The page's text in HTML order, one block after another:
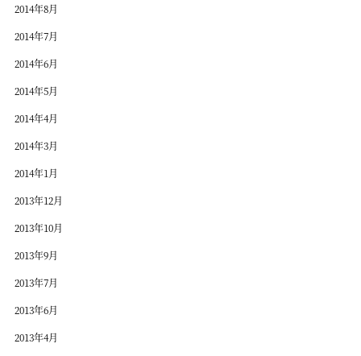
2014年8月
2014年7月
2014年6月
2014年5月
2014年4月
2014年3月
2014年1月
2013年12月
2013年10月
2013年9月
2013年7月
2013年6月
2013年4月